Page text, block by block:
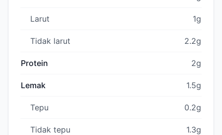
Larut 1g
Tidak larut 2.2g
Protein 2g
Lemak 1.5g
Tepu 0.2g
Tidak tepu 1.3g